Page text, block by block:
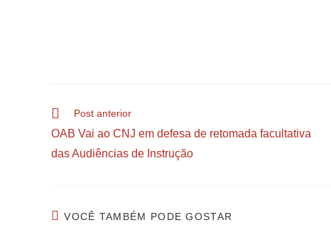
Post anterior
OAB Vai ao CNJ em defesa de retomada facultativa
das Audiências de Instrução
VOCÊ TAMBÉM PODE GOSTAR